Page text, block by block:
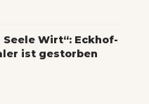
Seele Wirt“: Eckhof-
ist gestorben